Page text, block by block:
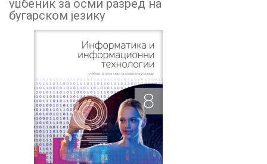
уџбеник за осми разред на
бугарском језику